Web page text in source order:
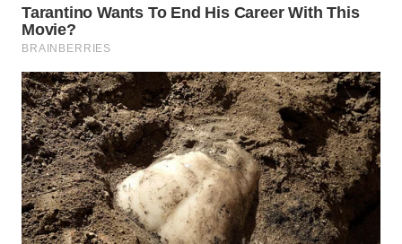
KARAWANG
WN
BEKASI
WN
BOGOR
WN
DEPOK